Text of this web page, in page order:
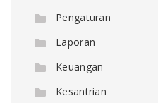
Pengaturan
Laporan
Keuangan
Kesantrian